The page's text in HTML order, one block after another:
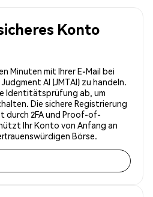
Konto
Minuten mit Ihrer E-Mail bei
AI (JMTAI) zu handeln.
Identitätsprüfung ab, um
Die sichere Registrierung
durch 2FA und Proof-of-
Ihr Konto von Anfang an
Börse.